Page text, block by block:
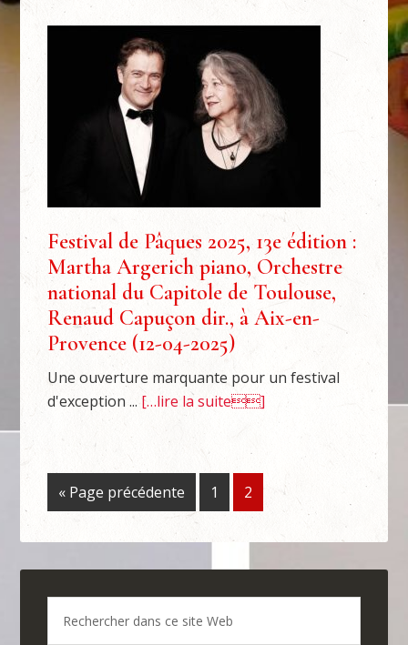
Festival de Pâques 2025, 13e édition :
Martha Argerich piano, Orchestre
national du Capitole de Toulouse,
Renaud Capuçon dir., à Aix-en-
Provence (12-04-2025)
Une ouverture marquante pour un festival
d'exception ...[…lire la suite]
« Page précédente 1 2